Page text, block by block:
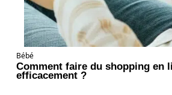
Bébé
Comment faire du shopping en
efficacement ?